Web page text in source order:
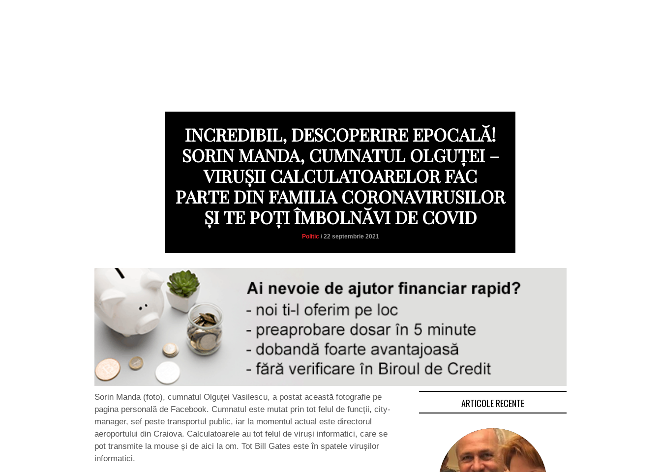
INCREDIBIL, DESCOPERIRE EPOCALĂ!
SORIN MANDA, CUMNATUL OLGUȚEI –
VIRUȘII CALCULATOARELOR FAC
PARTE DIN FAMILIA CORONAVIRUSILOR
ȘI TE POȚI ÎMBOLNĂVI DE COVID
Politic/ 22 septembrie 2021
Sorin Manda (foto), cumnatul Olguței Vasilescu, a postat această fotografie pe
pagina personală de Facebook. Cumnatul este mutat prin tot felul de funcții, city-
manager, șef peste transportul public, iar la momentul actual este directorul
aeroportului din Craiova. Calculatoarele au tot felul de viruși informatici, care se
pot transmite la mouse și de aici la om. Tot Bill Gates este în spatele virușilor
informatici.
ARTICOLE RECENTE